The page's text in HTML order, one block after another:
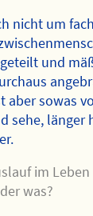
nicht um
und
aber sowas
sehe, länger
im
was?